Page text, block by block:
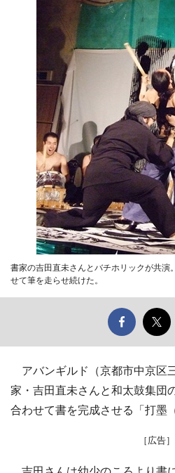
書家の吉田直未さんとバチホリックが共演
せて筆を走らせ続けた。
アバンギルド（京都市中京区
家・吉田直未さんと和太鼓集団
合わせて書を完成させる「打墨
［広告］